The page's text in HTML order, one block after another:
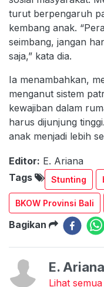
turut berpengaruh
kembang anak.
seimbang, jangan
saja,” kata dia.
Ia menambahkan,
menganut sistem
kewajiban dalam
harus dijunjung
anak menjadi lebih
Editor: E. Ariana
Tags
Stunting
BKOW Provinsi Bali
Bagikan
E. Ariana
Lihat